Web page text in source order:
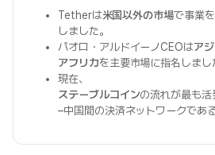
Tetherは米国以外の市場で事業
しました。
パオロ・アルドイーノCEOはア
アフリカを主要市場に指名しまし
現在、
ステーブルコインの流れが最も
–中国間の決済ネットワークであ